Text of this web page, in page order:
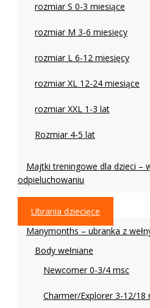
rozmiar S 0-3 miesiące
rozmiar M 3-6 miesięcy
rozmiar L 6-12 miesięcy
rozmiar XL 12-24 miesiące
rozmiar XXL 1-3 lat
Rozmiar 4-5 lat
Majtki treningowe dla dzieci –
odpieluchowaniu
Ubrania dziecięce
Manymonths – ubranka z
Body wełniane
Newcomer 0-3/4 msc
Charmer/Explorer 3-12/18